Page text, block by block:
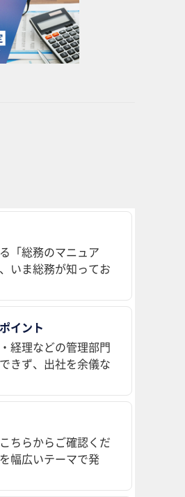
「総務のマニュア
いま総務が知ってお
イント
経理などの管理部門
きず、出社を余儀な
ちらからご確認くだ
幅広いテーマで発